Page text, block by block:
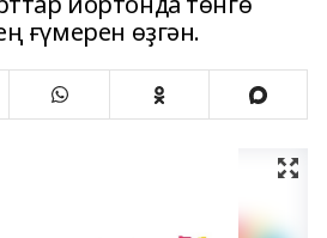
ғүмерен өҙгән.